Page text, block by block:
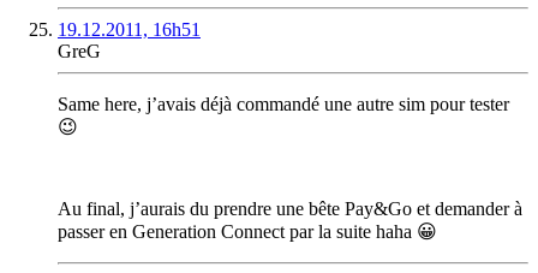
19.12.2011, 16h51
GreG
Same here, j’avais déjà commandé une autre sim pour tester
😉
Au final, j’aurais du prendre une bête Pay&Go et demander à
passer en Generation Connect par la suite haha 😀